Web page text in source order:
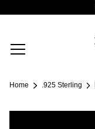
.925 Sterling
Sacred Collection
Home .925 Sterling